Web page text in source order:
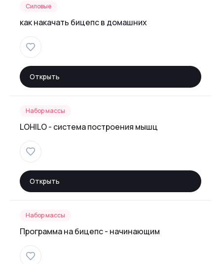
Силовые
как накачать бицепс в домашних
Открыть
Набор массы
LOHILO - система построения мышц
Открыть
Набор массы
Программа на бицепс - начинающим